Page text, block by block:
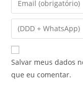
Salvar meus dados
que eu comentar.